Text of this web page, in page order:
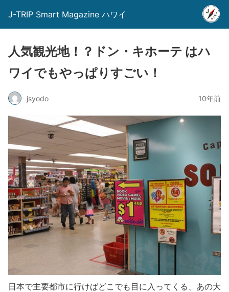
J-TRIP Smart Magazine ハワイ
人気観光地！？ドン・キホーテ はハ
ワイでもやっぱりすごい！
jsyodo 10年前
日本で主要都市に行けばどこでも目に入ってくる、あの大